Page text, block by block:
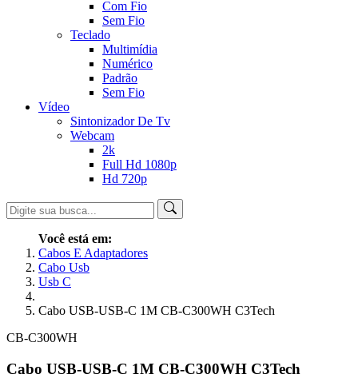
Com Fio
Sem Fio
Teclado
Multimídia
Numérico
Padrão
Sem Fio
Vídeo
Sintonizador De Tv
Webcam
2k
Full Hd 1080p
Hd 720p
Você está em:
Cabos E Adaptadores
Cabo Usb
Usb C
Cabo USB-USB-C 1M CB-C300WH C3Tech
CB-C300WH
Cabo USB-USB-C 1M CB-C300WH C3Tech